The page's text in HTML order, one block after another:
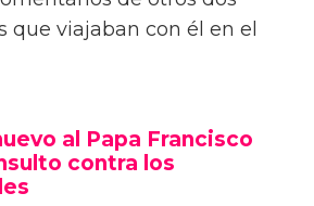
que viajaban con él en el
al Papa Francisco
contra los